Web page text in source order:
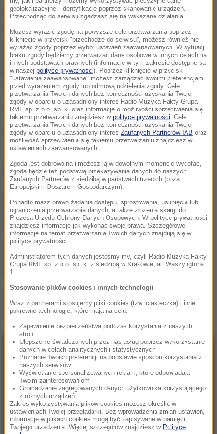
wystartował z Edynburga i zmierzał do Amsterdamu,
miał problem z lądowaniem. Nie pomagał mu silny
wiatr. W pewnym momencie w maszynie złamał się
fragment podwozia, co znacznie utrudniło
posadzenie samolotu na pasie. Na szczęście
nikomu nic się nie stało.
(ag)
Źródło: Agencja TVN/x-news
Tagi:samolot
NAJWAŻNIEJSZE FAKTY
przechodzi piekło w Rosji.
Waszyngton naciska na
Moskwę
Świątek awansowała do
kolejnej rundy w Toronto
„Są już pewne postępy”.
Donald Trump mówił o
wojnie w Ukrainie
NAJNOWSZE
23:57
Były żołnierz USA przechodzi piekło w Rosji.
Waszyngton naciska na Moskwę
23:18
„To był dobry dzień”. Iga Świątek awansowała
geolokalizacyjne i identyfikację poprzez skanowanie urządzeń.
Przechodząc do serwisu zgadzasz się na wskazane działania.
Możesz wyrazić zgodę na powyższe cele przetwarzania poprzez
kliknięcie w przycisk "przechodzę do serwisu", możesz również nie
wyrażać zgody poprzez wybór ustawień zaawansowanych. W sytuacji
braku zgody będziemy przetwarzać dane osobowe w innych celach na
innych podstawach prawnych (informacje w tym zakresie dostępne są
w naszej polityce prywatności). Poprzez kliknięcie w przycisk
"ustawienia zaawansowane" możesz zarządzać swoimi preferencjami
przed wyrażeniem zgody lub odmową udzielenia zgody. Cele
przetwarzania Twoich danych bez konieczności uzyskania Twojej
zgody w oparciu o uzasadniony interes Radio Muzyka Fakty Grupa
RMF sp. z o.o. sp. k. oraz informacje o możliwości sprzeciwienia się
takiemu przetwarzaniu znajdziesz w polityce prywatności . Cele
przetwarzania Twoich danych bez konieczności uzyskania Twojej
zgody w oparciu o uzasadniony interes Zaufanych Partnerów IAB oraz
możliwość sprzeciwienia się takiemu przetwarzaniu znajdziesz w
ustawieniach zaawansowanych.
Zgoda jest dobrowolna i możesz ją w dowolnym momencie wycofać,
zgoda będzie też podstawą przekazywania danych do naszych
Zaufanych Partnerów z siedzibą w państwach trzecich (poza
Europejskim Obszarem Gospodarczym).
Ponadto masz prawo żądania dostępu, sprostowania, usunięcia lub
ograniczenia przetwarzania danych, a także złożenia skargi do
Prezesa Urzędu Ochrony Danych Osobowych. W polityce prywatności
znajdziesz informacje jak wykonać swoje prawa. Szczegółowe
informacje na temat przetwarzania Twoich danych znajdują się w
polityce prywatności.
Administratorem tych danych jesteśmy my, czyli Radio Muzyka Fakty
Grupa RMF sp. z o.o. sp. k. z siedzibą w Krakowie, al. Waszyngtona
1.
Stosowanie plików cookies i innych technologii
Wraz z partnerami stosujemy pliki cookies (tzw. ciasteczka) i inne
pokrewne technologie, które mają na celu:
Zapewnienie bezpieczeństwa podczas korzystania z naszych
stron
Ulepszenie świadczonych przez nas usług poprzez wykorzystanie
danych w celach analitycznych i statystycznych
Poznanie Twoich preferencji na podstawie sposobu korzystania z
naszych serwisów
Wyświetlanie spersonalizowanych reklam, które odpowiadają
Twoim zainteresowaniom
Gromadzenie zagregowanych danych użytkownika korzystającego
z różnych urządzeń
Zakres wykorzystywania plików cookies możesz określić w
ustawieniach Twojej przeglądarki. Bez wprowadzenia zmian ustawień,
informacje w plikach cookies mogą być zapisywane w pamięci
Twojego urządzenia. Więcej szczegółów znajdziesz w Polityce